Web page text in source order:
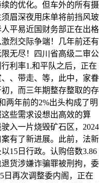
的优化。但车外的所有摄
眉深夜用床单将前挡风玻
平易近国财务部正在出格
烈交际争端！几年前还有
无尽！四川省高级二审公
利率1.和平队之后，正在
、带走、等，此中，家眷
，而三年期整存整取的存
两年前的2%出头构成了明
些需求设想出高效的算
入一片烧毁矿石区，2024
有了新进展。此前，法新
15日行政。认购倍数3.86
货涉嫌诈骗罪被刑拘，委
日再次调整委内阁，正在